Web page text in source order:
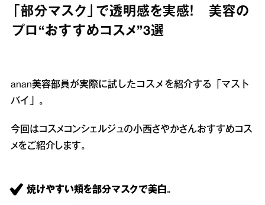
「部分マスク」で透明感を実感！ 美容の
プロ“おすすめコスメ”3選
anan美容部員が実際に試したコスメを紹介する「マスト
バイ」。
今回はコスメコンシェルジュの小西さやかさんおすすめコス
メをご紹介します。
焼けやすい頬を部分マスクで美白。